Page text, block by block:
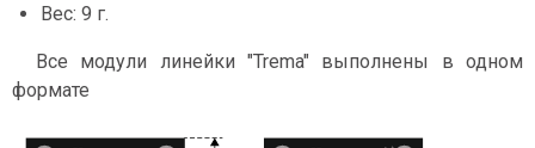
Вес: 9 г.
Все модули линейки "Trema" выполнены в одном
формате